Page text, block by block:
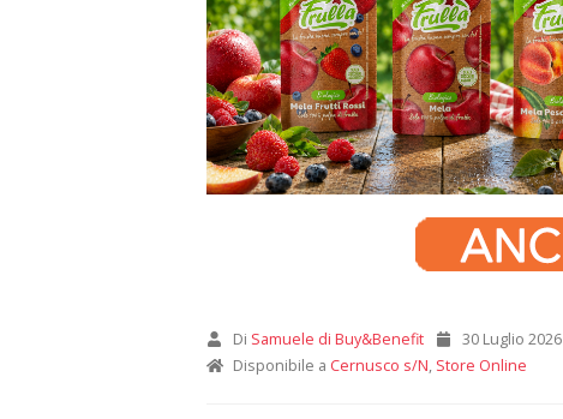
Di Samuele di Buy&Benefit 30 Luglio 2026
Disponibile a Cernusco s/N, Store Online